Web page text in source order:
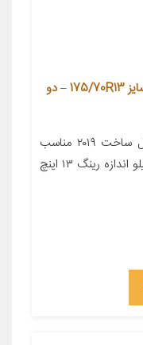
لاستیک خودرو تراینگل مدل TR928 سایز 175/70R13 – دو
معرفی محصول جزئیات محصول سال ساخت ۲۰۱۹ مناسب
برای خودرو تیبا کیا ریو پیکان دوو سیلو اندازه رینگ ۱۳ اینچ